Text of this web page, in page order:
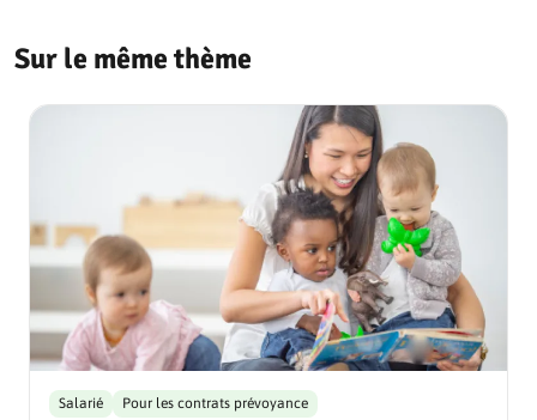
Sur le même thème
Salarié Pour les contrats prévoyance